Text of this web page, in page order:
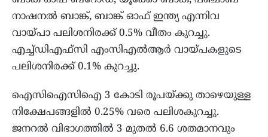
നാഷനൽ ബാങ്ക്, ബാങ്ക് ഓഫ് ഇന്ത്യ എന്നിവ
വായ്പാ പലിശനിരക്ക് 0.5% വീതം കുറച്ചു.
എച്ച്ഡിഎഫ്‌സി എംസിഎൽആർ വായ്പകളുടെ
പലിശനിരക്ക് 0.1% കുറച്ചു.
ഐസിഐസിഐ 3 കോടി രൂപയ്ക്കു താഴെയുള്ള
നിക്ഷേപങ്ങളിൽ 0.25% വരെ പലിശകുറച്ചു.
ജനറൽ വിഭാഗത്തിൽ 3 മുതൽ 6.6 ശതമാനവും